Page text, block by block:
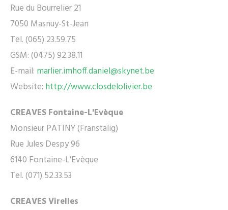
Rue du Bourrelier 21
7050 Masnuy-St-Jean
Tel. (065) 23.59.75
GSM: (0475) 92.38.11
E-mail: marlier.imhoff.daniel@skynet.be
Website: http://www.closdelolivier.be
CREAVES Fontaine-L'Evèque
Monsieur PATINY (Franstalig)
Rue Jules Despy 96
6140 Fontaine-L'Evèque
Tel. (071) 52.33.53
CREAVES Virelles